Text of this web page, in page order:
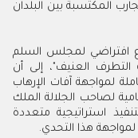
المكتسبة بين البلدان
افتراضي لمجلس السلم
العنيف"، إلى أن
لمواجهة آفات الإرهاب
لصاحب الجلالة الملك
استراتيجية متعددة
هذا التحدي.